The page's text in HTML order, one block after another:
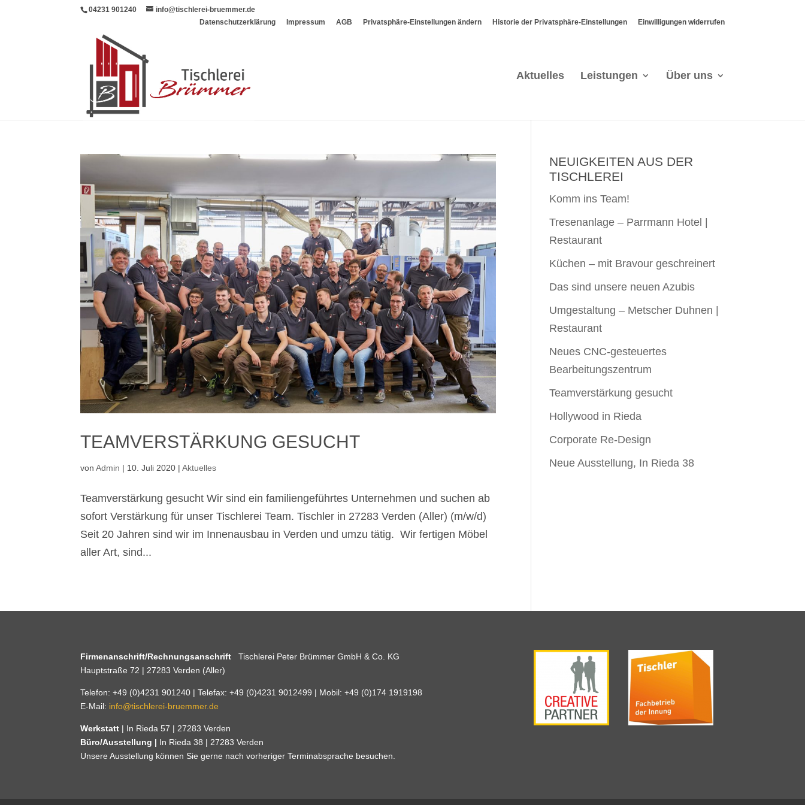
04231 901240
info@tischlerei-bruemmer.de
Datenschutzerklärung
Impressum AGB Privatsphäre-Einstellungen ändern Historie der Privatsphäre-Einstellungen Einwilligungen widerrufen
Aktuelles Leistungen Über uns
TEAMVERSTÄRKUNG GESUCHT
vonAdmin | 10. Juli 2020 |Aktuelles
Teamverstärkung gesucht Wir sind ein familiengeführtes Unternehmen und suchen ab
sofort Verstärkung für unser Tischlerei Team. Tischler in 27283 Verden (Aller) (m/w/d)
Seit 20 Jahren sind wir im Innenausbau in Verden und umzu tätig. Wir fertigen Möbel
aller Art, sind...
NEUIGKEITEN AUS DER
TISCHLEREI
Komm ins Team!
Tresenanlage – Parrmann Hotel |
Restaurant
Küchen – mit Bravour geschreinert
Das sind unsere neuen Azubis
Umgestaltung – Metscher Duhnen |
Restaurant
Neues CNC-gesteuertes
Bearbeitungszentrum
Teamverstärkung gesucht
Hollywood in Rieda
Corporate Re-Design
Neue Ausstellung, In Rieda 38
Firmenanschrift/RechnungsanschriftTischlerei Peter Brümmer GmbH & Co. KG
Hauptstraße 72 | 27283 Verden (Aller)
Telefon: +49 (0)4231 901240 | Telefax: +49 (0)4231 9012499 | Mobil: +49 (0)174 1919198
E-Mail: info@tischlerei-bruemmer.de
Werkstatt | In Rieda 57 | 27283 Verden
Büro/Ausstellung | In Rieda 38 | 27283 Verden
Unsere Ausstellung können Sie gerne nach vorheriger Terminabsprache besuchen.